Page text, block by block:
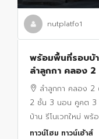
nutplatfo1
พร้อมพื้นที่รอบบ้า
ลำลูกกา คลอง 2
ส์หัวมุม 2 ชั้น 3
ตร.ม.
ลำลูกกา คลอง 2
2 ชั้น 3 นอน คูคต 3
บ้าน รีโนเวทใหม่ พร้
ทาวน์โฮม ทาวน์เฮ้าส์